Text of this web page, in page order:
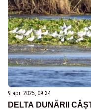
9 apr. 2025, 09:34
DELTA DUNĂRII